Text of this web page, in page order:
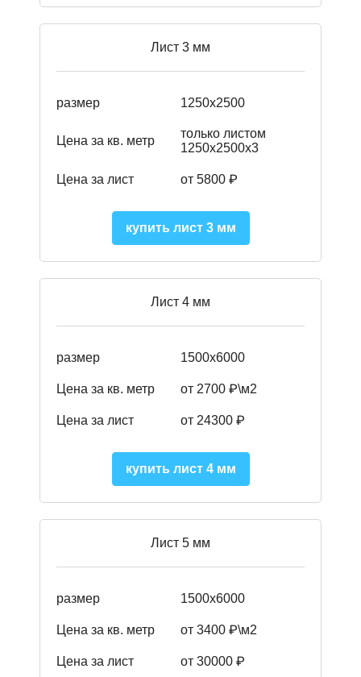
Лист 3 мм
размер 1250х2500
Цена за кв. метр
только листом
1250х2500х3
Цена за лист от 5800 ₽
купить лист 3 мм
Лист 4 мм
размер 1500х6000
Цена за кв. метр от 2700 ₽\м2
Цена за лист от 24300 ₽
купить лист 4 мм
Лист 5 мм
размер 1500х6000
Цена за кв. метр от 3400 ₽\м2
Цена за лист от 30000 ₽